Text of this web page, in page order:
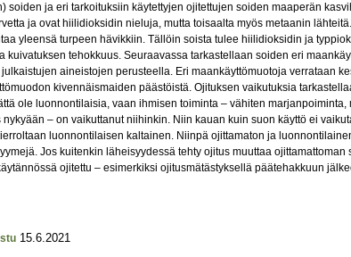
soiden ja eri tarkoituksiin käytettyjen ojitettujen soiden maaperän
ja ovat hiilidioksidin nieluja, mutta toisaalta myös metaanin
yleensä turpeen hävikkiin. Tällöin soista tulee hiilidioksidin ja
kuivatuksen tehokkuus. Seuraavassa tarkastellaan soiden eri
aineistojen perusteella. Eri maankäyttömuotoja verrataan
kivennäismaiden päästöistä. Ojituksen vaikutuksia
ole luonnontilaisia, vaan ihmisen toiminta – vähiten
– on vaikuttanut niihinkin. Niin kauan kuin suon käyttö ei
luonnontilaisen kaltainen. Niinpä ojittamaton ja
Jos kuitenkin läheisyydessä tehty ojitus muuttaa
ojitettu – esimerkiksi ojitusmätästyksellä päätehakkuun
15.6.2021